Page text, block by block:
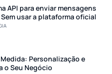
API para enviar mensagens
usar a plataforma oficial
Personalização e
o Seu Negócio